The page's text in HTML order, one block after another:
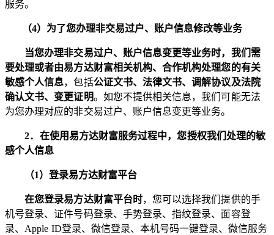
服务。
（4）为了您办理非交易过户、账户信息修改等业务
当您办理非交易过户、账户信息变更等业务时，我们需
要处理或者由易方达财富相关机构、合作机构处理您的有关
敏感个人信息，包括公证文书、法律文书、调解协议及法院
确认文书、变更证明。如您不提供相关信息，我们可能无法
为您办理对应的非交易过户、账户信息变更等业务。
2．在使用易方达财富服务过程中，您授权我们处理的敏
感个人信息
（1）登录易方达财富平台
在您登录易方达财富平台时，您可以选择我们提供的手
机号登录、证件号码登录、手势登录、指纹登录、面容登
录、 Apple ID登录、微信登录、 本机号码一键登录、微信服务